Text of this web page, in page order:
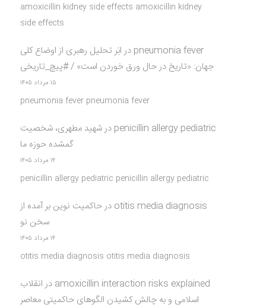
amoxicillin kidney side effects amoxicillin kidney
side effects
pneumonia fever در ابَر تحلیل رهبری از اوضاع کلی
جهان: «تاریخ در حال ورق خوردن است» / #پیچ_تاریخی
۱۵ مرداد ۱۴۰۵
pneumonia fever pneumonia fever
penicillin allergy pediatric درشهید مطهری، شخصیت
گمشده حوزه ما
۱۴ مرداد ۱۴۰۵
penicillin allergy pediatric penicillin allergy pediatric
otitis media diagnosis درحاکمیت نوین بر آمده از
سخن نو
۱۴ مرداد ۱۴۰۵
otitis media diagnosis otitis media diagnosis
amoxicillin interaction risks explained در انقلاب
اسلامی و به چالش کشیدن الگوهای حاکمیتی معاصر